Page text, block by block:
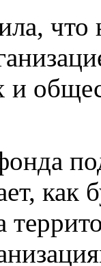
что
и
как